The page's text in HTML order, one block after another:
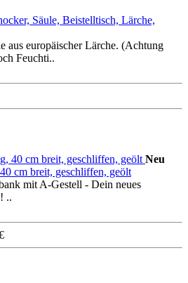
Säule, Beistelltisch, Lärche,
aus europäischer Lärche. (Achtung
Feuchti..
Neu
cm breit, geschliffen, geölt
mit A-Gestell - Dein neues
..